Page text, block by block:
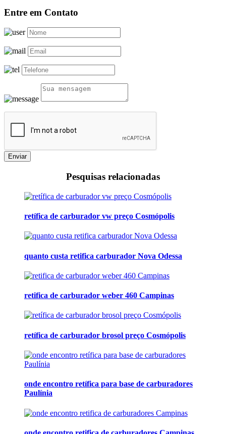
Entre em Contato
Enviar
Pesquisas relacionadas
retífica de carburador vw preço Cosmópolis
quanto custa retifica carburador Nova Odessa
retifica de carburador weber 460 Campinas
retífica de carburador brosol preço Cosmópolis
onde encontro retífica para base de carburadores
Paulínia